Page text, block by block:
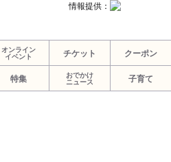
情報提供：
オンライン
イベント
チケット クーポン
特集
おでかけ
ニュース
子育て